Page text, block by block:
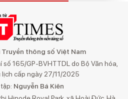
thông số Việt Nam
165/GP-BVHTTDL do Bộ Văn hóa,
lịch cấp ngày 27/11/2025
Nguyễn Bá Kiên